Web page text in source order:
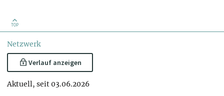
TOP
Netzwerk
Verlauf anzeigen
Aktuell, seit 03.06.2026